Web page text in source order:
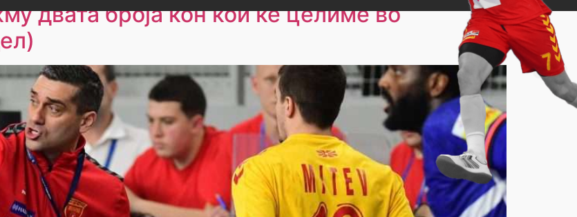
двата броја кон кои ќе целиме во